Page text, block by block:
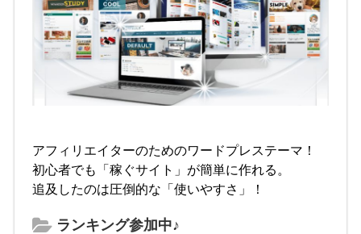
アフィリエイターのためのワードプレステーマ！
初心者でも「稼ぐサイト」が簡単に作れる。
追及したのは圧倒的な「使いやすさ」！
ランキング参加中♪